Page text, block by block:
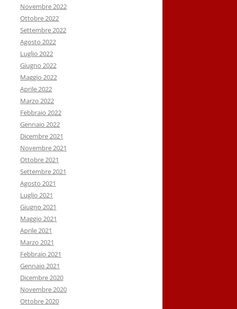
Novembre 2022
Ottobre 2022
Settembre 2022
Agosto 2022
Luglio 2022
Giugno 2022
Maggio 2022
Aprile 2022
Marzo 2022
Febbraio 2022
Gennaio 2022
Dicembre 2021
Novembre 2021
Ottobre 2021
Settembre 2021
Agosto 2021
Luglio 2021
Giugno 2021
Maggio 2021
Aprile 2021
Marzo 2021
Febbraio 2021
Gennaio 2021
Dicembre 2020
Novembre 2020
Ottobre 2020